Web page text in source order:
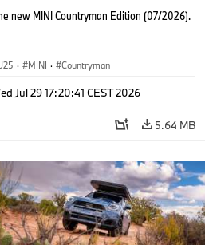
new MINI Countryman Edition (07/2026).
· MINI · Countryman
Jul 29 17:20:41 CEST 2026
5.64 MB